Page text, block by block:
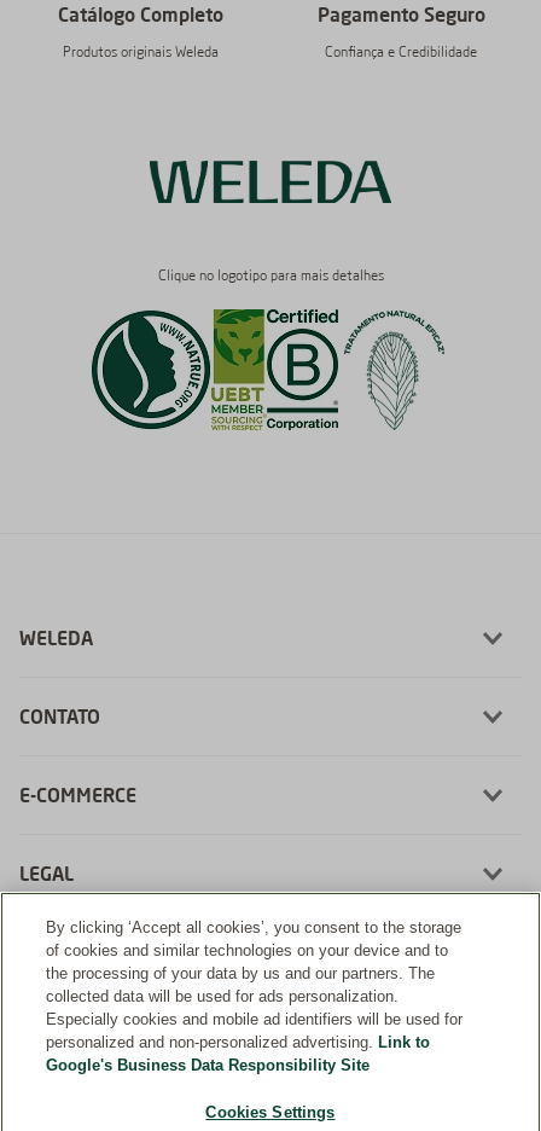
Catálogo Completo
Produtos originais Weleda
Pagamento Seguro
Confiança e Credibilidade
Clique no logotipo para mais detalhes
WELEDA
CONTATO
E-COMMERCE
LEGAL
Desenvolvimento:
By clicking ‘Accept all cookies’, you consent to the storage
of cookies and similar technologies on your device and to
the processing of your data by us and our partners. The
collected data will be used for ads personalization.
Especially cookies and mobile ad identifiers will be used for
personalized and non-personalized advertising. Link to
Google's Business Data Responsibility Site
Cookies Settings